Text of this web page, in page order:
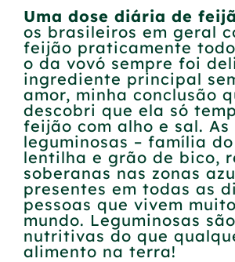
Uma dose diária de
os brasileiros em geral
feijão praticamente
o da vovó sempre foi
ingrediente principal
amor, minha conclusão
descobri que ela só
feijão com alho e sal. As
leguminosas – família
lentilha e grão de bico,
soberanas nas zonas
presentes em todas as
pessoas que vivem
mundo. Leguminosas
nutritivas do que
alimento na terra!